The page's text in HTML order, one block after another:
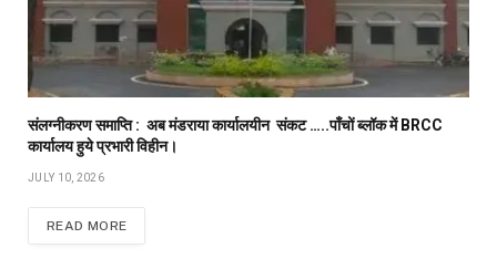
संलग्नीकरण समाप्ति : अब मंडराया कार्यालयीन संकट …..पाँचों ब्लॉक में BRCC
कार्यालय हुये प्रभारी विहीन।
JULY 10, 2026
READ MORE